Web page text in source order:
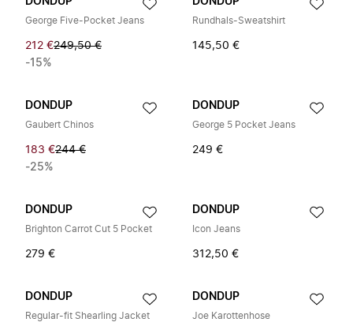
George Five-Pocket Jeans
212 €249,50 €
-15%
Rundhals-Sweatshirt
145,50 €
DONDUP
Gaubert Chinos
183 €244 €
-25%
DONDUP
George 5 Pocket Jeans
249 €
DONDUP
Brighton Carrot Cut 5 Pocket
279 €
DONDUP
Icon Jeans
312,50 €
DONDUP
Regular-fit Shearling Jacket
DONDUP
Joe Karottenhose